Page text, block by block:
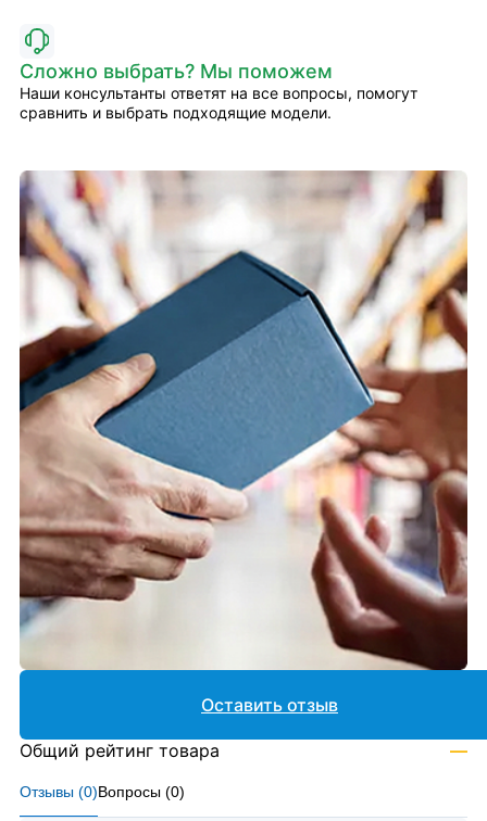
Сложно выбрать? Мы поможем
Наши консультанты ответят на все вопросы, помогут
сравнить и выбрать подходящие модели.
Отзывы (0)Вопросы (0)
Оставить отзыв
Общий рейтинг товара —